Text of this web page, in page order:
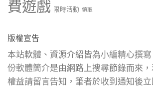
費遊戲 限時活動 領取
版權宣告
本站軟體、資源介紹皆為小編精心撰
份軟體簡介是由網路上搜尋節錄而來
權益請留言告知，筆者於收到通知後